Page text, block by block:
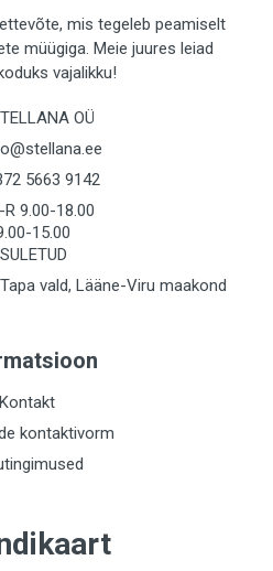
mis tegeleb peamiselt
müügiga. Meie juures leiad
vajalikku!
OÜ
5663 9142
R 9.00-18.00
15.00
vald, Lääne-Viru maakond
Kontakt
kontaktivorm